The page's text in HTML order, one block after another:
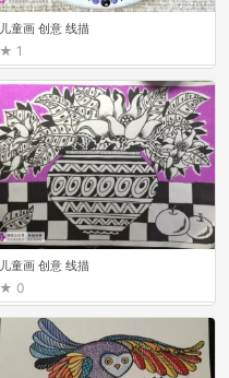
儿童画 创意 线描
1
儿童画 创意 线描
0